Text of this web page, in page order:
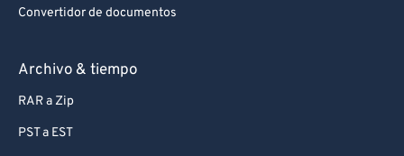
Convertidor de documentos
Archivo & tiempo
RAR a Zip
PST a EST